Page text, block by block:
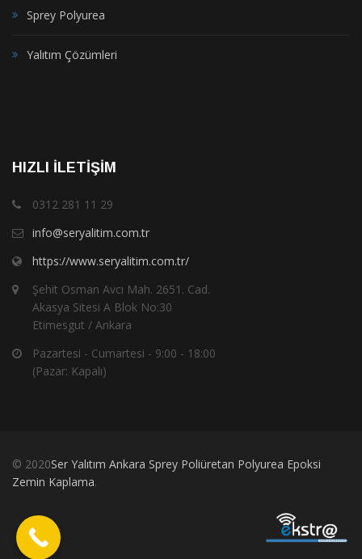
Sprey Polyurea
Yalıtım Çözümleri
HIZLI İLETIŞIM
0312 281 11 29
info@seryalitim.com.tr
https://www.seryalitim.com.tr/
Şehit Osman Avcı Mah. 2651. Cad.
Akasya Sitesi A Blok No:30
Etimesgut / Ankara
Pazartesi - Cumartesi - 9:00 - 18:00
(Pazar: Kapalı)
© 2020Ser Yalıtım Ankara Sprey Poliüretan Polyurea Epoksi
Zemin Kaplama.